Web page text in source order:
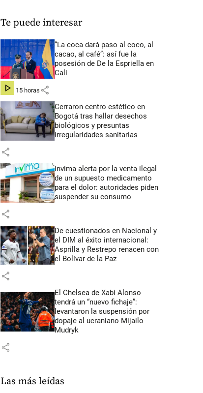
Te puede interesar
“La coca dará paso al coco, al
cacao, al café”: así fue la
posesión de De la Espriella en
Cali
hace 15 horas share
Cerraron centro estético en
Bogotá tras hallar desechos
biológicos y presuntas
irregularidades sanitarias
share
Invima alerta por la venta ilegal
de un supuesto medicamento
para el dolor: autoridades piden
suspender su consumo
share
De cuestionados en Nacional y
el DIM al éxito internacional:
Asprilla y Restrepo renacen con
el Bolívar de la Paz
share
El Chelsea de Xabi Alonso
tendrá un “nuevo fichaje”:
levantaron la suspensión por
dopaje al ucraniano Mijailo
Mudryk
share
Las más leídas